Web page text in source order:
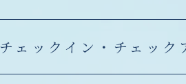
チェックイン・チェック